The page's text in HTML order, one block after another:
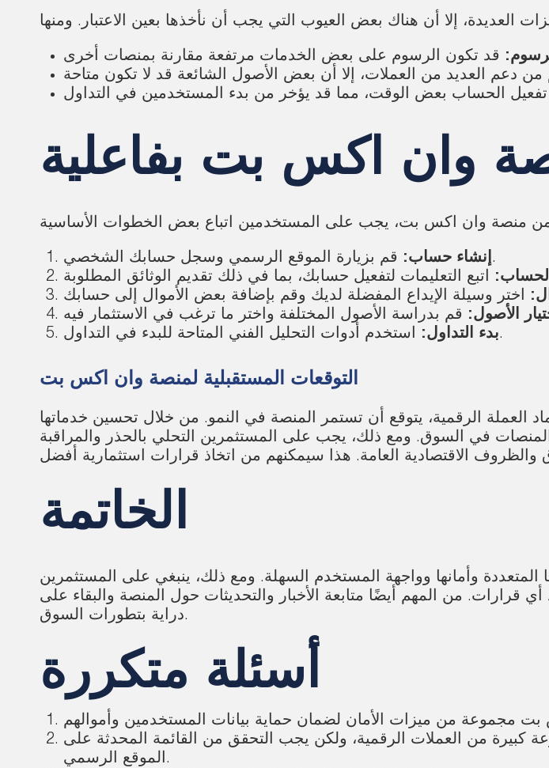
وان اكس بت بفاعلية
إنشاء حساب:قم بزيارة الموقع الرسمي وسجل حسابك الشخصي.
الأصول:
بدء التداول:استخدم أدوات التحليل الفني المتاحة للبدء في التداول.
التوقعات المستقبلية لمنصة وان اكس بت
الرقمية، يتوقع أن تستمر المنصة في النمو. من خلال تحسين خدماتها
في السوق. ومع ذلك، يجب على المستثمرين التحلي بالحذر والمراقبة
الخاتمة
وأمانها وواجهة المستخدم السهلة. ومع ذلك، ينبغي على المستثمرين
قرارات. من المهم أيضًا متابعة الأخبار والتحديثات حول المنصة والبقاء على
دراية بتطورات السوق.
أسئلة متكررة
كبيرة من العملات الرقمية، ولكن يجب التحقق من القائمة المحدثة على
الموقع الرسمي.